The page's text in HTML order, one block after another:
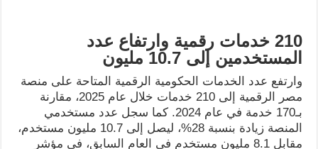
210 خدمات رقمية وارتفاع عدد
المستخدمين إلى 10.7 مليون
وارتفع عدد الخدمات الحكومية الرقمية المتاحة على منصة
مصر الرقمية إلى 210 خدمات خلال عام 2025، مقارنة
بـ170 خدمة في عام 2024. كما سجل عدد مستخدمي
المنصة زيادة بنسبة 28%، ليصل إلى 10.7 مليون مستخدم،
مقابل 8.1 مليون مستخدم في العام السابق، في مؤشر